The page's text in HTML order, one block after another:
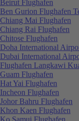
Beirut Flughafen
Ben Gurion Flughafen
Chiang Mai Flughafen
Chiang Rai Flughafen
Chitose Flughafen
Doha International
Dubai International
Flughafen Langkawi
Guam Flughafen
Hat Yai Flughafen
Incheon Flughafen
Johor Bahru Flughafen
Khon Kaen Flughafen
Ko Samui Flughafen